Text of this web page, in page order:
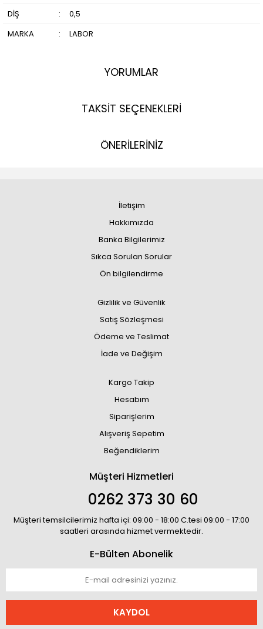
DİŞ
:
0,5
MARKA
: LABOR
YORUMLAR
TAKSİT SEÇENEKLERİ
ÖNERİLERİNİZ
İletişim
Hakkımızda
Banka Bilgilerimiz
Sıkca Sorulan Sorular
Ön bilgilendirme
Gizlilik ve Güvenlik
Satış Sözleşmesi
Ödeme ve Teslimat
İade ve Değişim
Kargo Takip
Hesabım
Siparişlerim
Alışveriş Sepetim
Beğendiklerim
Müşteri Hizmetleri
0262 373 30 60
Müşteri temsilcilerimiz hafta içi: 09:00 - 18:00 C.tesi 09:00 - 17:00
saatleri arasında hizmet vermektedir.
E-Bülten Abonelik
KAYDOL